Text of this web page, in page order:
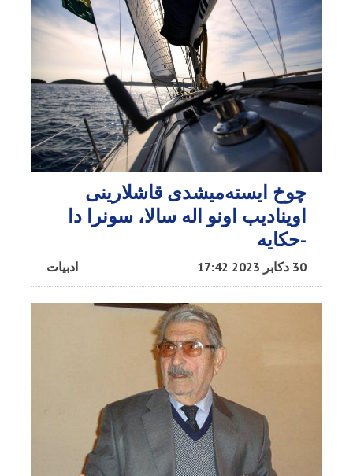
چوخ ایسته‌میشدی قاشلارینی
اوینادیب اونو اله سالا، سونرا دا
-حکایه
ادبیات 30 دکابر 2023 17:42